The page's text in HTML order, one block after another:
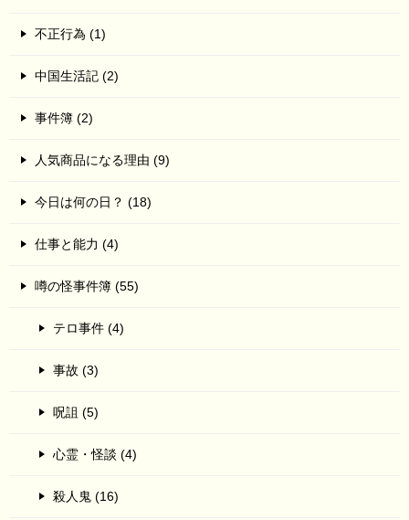
不正行為 (1)
中国生活記 (2)
事件簿 (2)
人気商品になる理由 (9)
今日は何の日？ (18)
仕事と能力 (4)
噂の怪事件簿 (55)
テロ事件 (4)
事故 (3)
呪詛 (5)
心霊・怪談 (4)
殺人鬼 (16)